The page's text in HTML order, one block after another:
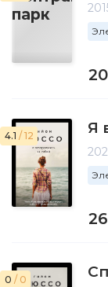
4.1 / 12 Я
0 / 0